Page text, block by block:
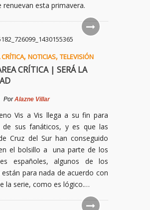
renuevan esta primavera.
, NOTICIAS, TELEVISIÓN
CRÍTICA | SERÁ LA
PorAlazne Villar
Vis a Vis llega a su fin para
de sus fanáticos, y es que las
Cruz del Sur han conseguido
el bolsillo a una parte de los
españoles, algunos de los
para nada de acuerdo con
la serie, como es lógico.…